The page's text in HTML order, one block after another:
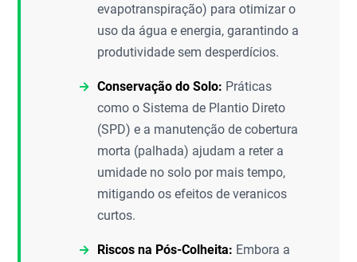
evapotranspiração) para otimizar o
uso da água e energia, garantindo a
produtividade sem desperdícios.
Conservação do Solo: Práticas
como o Sistema de Plantio Direto
(SPD) e a manutenção de cobertura
morta (palhada) ajudam a reter a
umidade no solo por mais tempo,
mitigando os efeitos de veranicos
curtos.
Riscos na Pós-Colheita: Embora a